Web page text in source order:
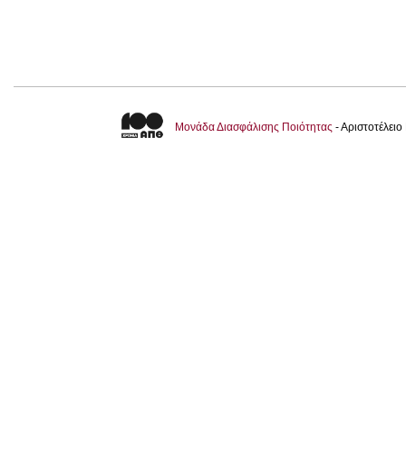
Μονάδα Διασφάλισης Ποιότητας -